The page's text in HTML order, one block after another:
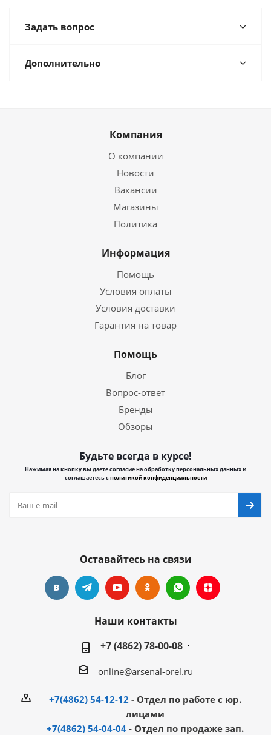
Задать вопрос
Дополнительно
Компания
О компании
Новости
Вакансии
Магазины
Политика
Информация
Помощь
Условия оплаты
Условия доставки
Гарантия на товар
Помощь
Блог
Вопрос-ответ
Бренды
Обзоры
Будьте всегда в курсе!
Нажимая на кнопку вы даете согласие на обработку персональных данных и
соглашаетесь сполитикой конфиденциальности
Оставайтесь на связи
Наши контакты
+7 (4862) 78-00-08
online@arsenal-orel.ru
+7(4862) 54-12-12 - Отдел по работе с юр.
лицами
+7(4862) 54-04-04 - Отдел по продаже зап.